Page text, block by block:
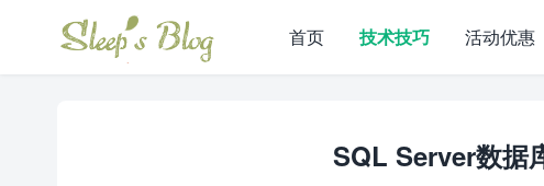
首页 技术技巧 活动优惠
SQL Server数据